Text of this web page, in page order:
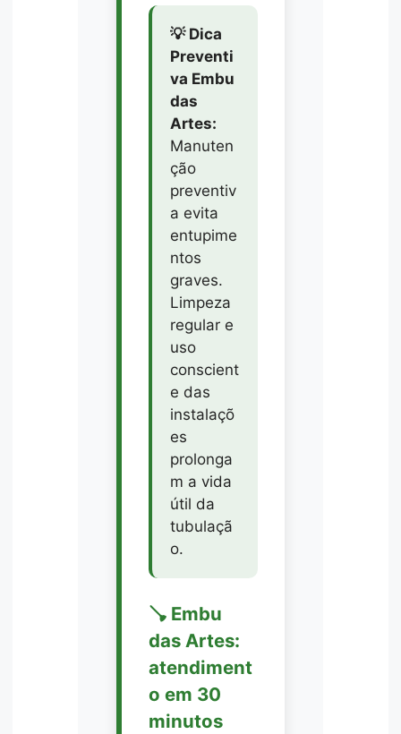
💡 Dica
Preventi
va Embu
das
Artes:
Manuten
ção
preventiv
a evita
entupime
ntos
graves.
Limpeza
regular e
uso
conscient
e das
instalaçõ
es
prolonga
m a vida
útil da
tubulaçã
o.
🪠 Embu
das Artes:
atendiment
o em 30
minutos